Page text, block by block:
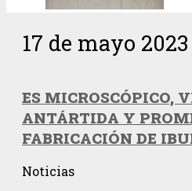
17 de mayo 2023
ES MICROSCÓPICO,
ANTÁRTIDA Y
FABRICACIÓN DE
Noticias